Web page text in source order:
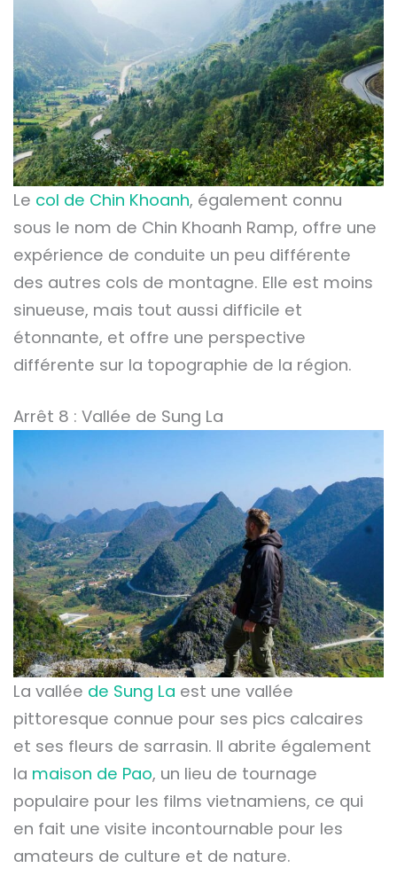
Le col de Chin Khoanh, également connu
sous le nom de Chin Khoanh Ramp, offre une
expérience de conduite un peu différente
des autres cols de montagne. Elle est moins
sinueuse, mais tout aussi difficile et
étonnante, et offre une perspective
différente sur la topographie de la région.
Arrêt 8 : Vallée de Sung La
La vallée de Sung La est une vallée
pittoresque connue pour ses pics calcaires
et ses fleurs de sarrasin. Il abrite également
la maison de Pao, un lieu de tournage
populaire pour les films vietnamiens, ce qui
en fait une visite incontournable pour les
amateurs de culture et de nature.